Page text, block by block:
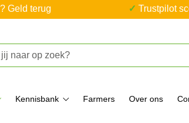
Geld terug ✓ Trustpilot
Kennisbank Farmers Over ons